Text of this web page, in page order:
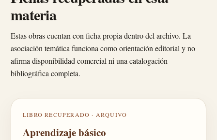
materia
Estas obras cuentan con ficha propia dentro del archivo. La
asociación temática funciona como orientación editorial y no
afirma disponibilidad comercial ni una catalogación
bibliográfica completa.
LIBRO RECUPERADO · ARQUIVO
Aprendizaje básico